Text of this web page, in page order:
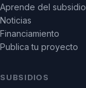
Aprende del subsidio
Noticias
Financiamiento
Publica tu proyecto
SUBSIDIOS